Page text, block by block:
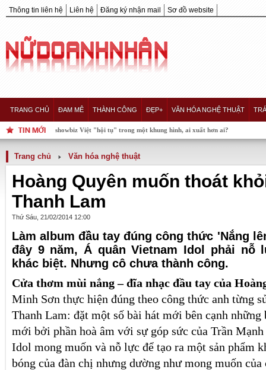
Thông tin liên hệ Liên hệ Đăng ký nhận mail Sơ đồ website
TRANG CHỦ ĐAM MÊ THÀNH CÔNG ĐẸP+ VĂN HÓA NGHỆ THUẬT
của showbiz Việt "hội tụ" trong một khung hình, ai xuất hơn ai?
Trang chủ Văn hóa nghệ thuật
Hoàng Quyên muốn thoát
Thanh Lam
Thứ Sáu, 21/02/2014 12:00
Làm album đầu tay đúng công thức 'Nắng
đây 9 năm, Á quân Vietnam Idol phải nỗ
khác biệt. Nhưng cô chưa thành công.
Cửa thơm mùi nắng – đĩa nhạc đầu tay của
Minh Sơn thực hiện đúng theo công thức anh từng
Thanh Lam: đặt một số bài hát mới bên cạnh
mới bởi phần hoà âm với sự góp sức của Trần
Idol mong muốn và nỗ lực để tạo ra một sản phẩm
bóng của đàn chị nhưng dường như mong muốn